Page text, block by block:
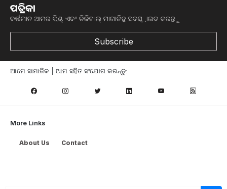
ପତ୍ରିକା
ବର୍ତ୍ତମାନ ଆମର ପ୍ରିଣ୍ଟ୍ ଏବଂ ଡିଜିଟାଲ୍ ମାଗାଜିନ୍କୁ ସବସ୍କ୍ରାଇବ କରନ୍ତୁ
Subscribe
ଆମେ ସାମାଜିକ | ଆମ ସହିତ ସଂଯୋଗ କରନ୍ତୁ:
More Links
About Us Contact
Browse